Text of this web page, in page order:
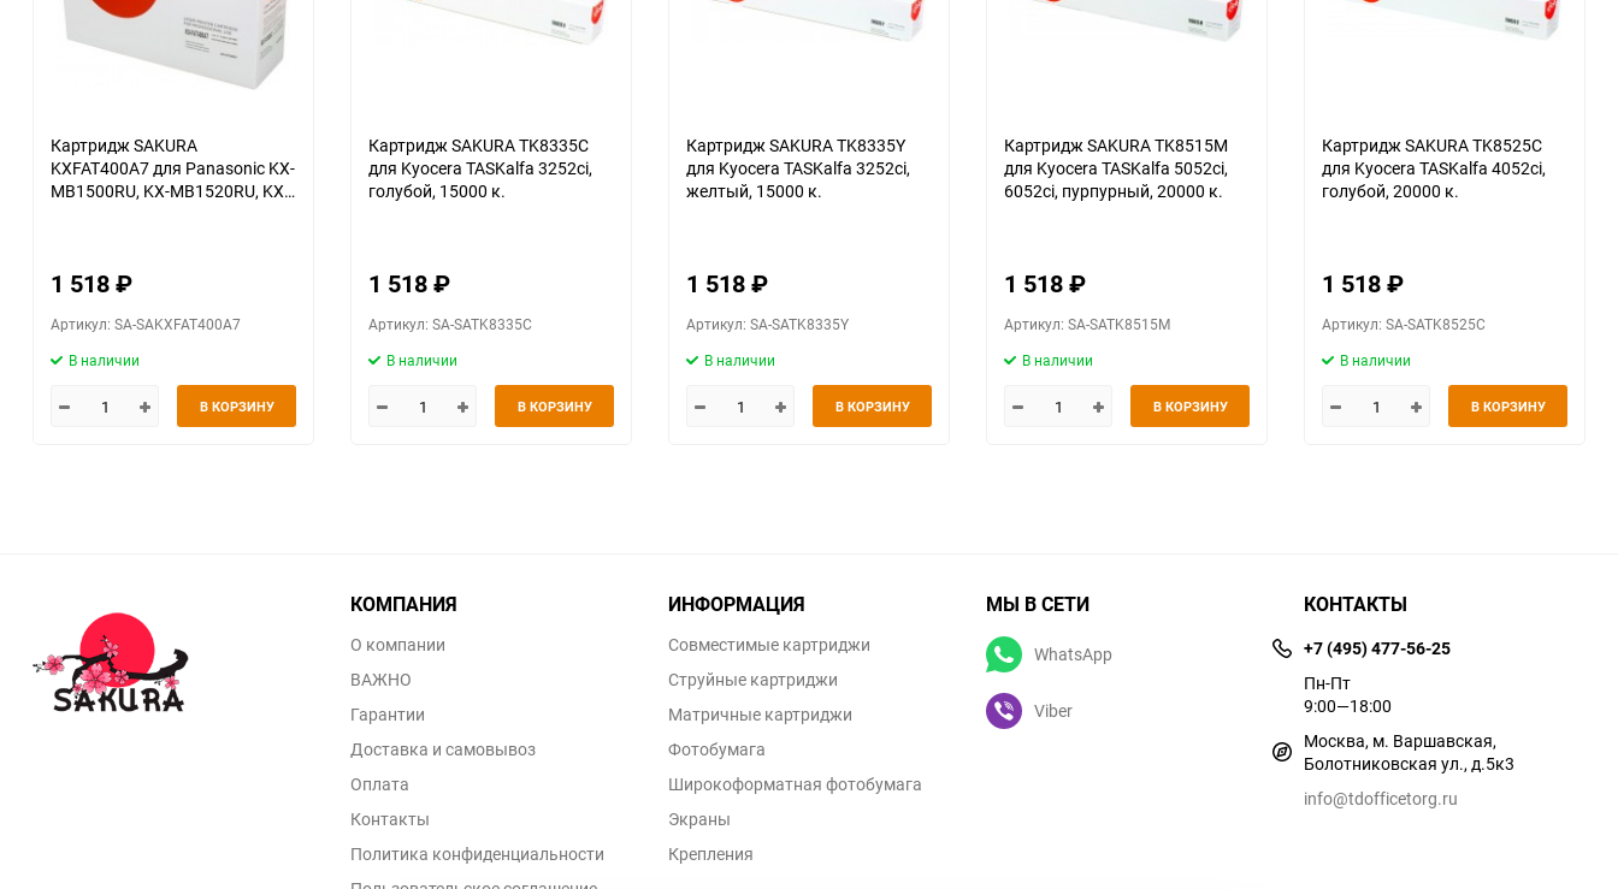
Картридж SAKURA
KXFAT400A7 для Panasonic KX-
MB1500RU, KX-MB1520RU, KX-
1 518₽
Артикул: SA-SAKXFAT400A7
В наличии
В КОРЗИНУ
Картридж SAKURA TK8335C
для Kyocera TASKalfa 3252ci,
голубой, 15000 к.
1 518₽
Артикул: SA-SATK8335C
В наличии
В КОРЗИНУ
Картридж SAKURA TK8335Y
для Kyocera TASKalfa 3252ci,
желтый, 15000 к.
1 518₽
Артикул: SA-SATK8335Y
В наличии
В КОРЗИНУ
Картридж SAKURA TK8515M
для Kyocera TASKalfa 5052ci,
6052ci, пурпурный, 20000 к.
1 518₽
Артикул: SA-SATK8515M
В наличии
В КОРЗИНУ
Картридж SAKURA TK8525C
для Kyocera TASKalfa 4052ci,
голубой, 20000 к.
1 518₽
Артикул: SA-SATK8525C
В наличии
В КОРЗИНУ
КОМПАНИЯ
О компании
ВАЖНО
Гарантии
Доставка и самовывоз
Оплата
Контакты
Политика конфиденциальности
ИНФОРМАЦИЯ
Совместимые картриджи
Струйные картриджи
Матричные картриджи
Фотобумага
Широкоформатная фотобумага
Экраны
Крепления
МЫ В СЕТИ
WhatsApp
Viber
КОНТАКТЫ
+7 (495) 477-56-25
Пн-Пт
9:00—18:00
Москва, м. Варшавская,
Болотниковская ул., д.5к3
info@tdofficetorg.ru